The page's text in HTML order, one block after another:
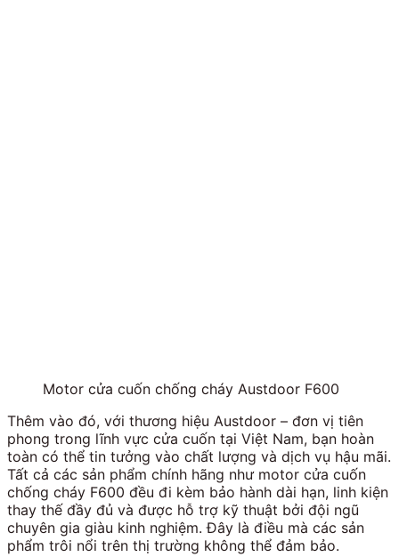
Motor cửa cuốn chống cháy Austdoor F600
Thêm vào đó, với thương hiệu Austdoor – đơn vị tiên
phong trong lĩnh vực cửa cuốn tại Việt Nam, bạn hoàn
toàn có thể tin tưởng vào chất lượng và dịch vụ hậu mãi.
Tất cả các sản phẩm chính hãng như motor cửa cuốn
chống cháy F600 đều đi kèm bảo hành dài hạn, linh kiện
thay thế đầy đủ và được hỗ trợ kỹ thuật bởi đội ngũ
chuyên gia giàu kinh nghiệm. Đây là điều mà các sản
phẩm trôi nổi trên thị trường không thể đảm bảo.